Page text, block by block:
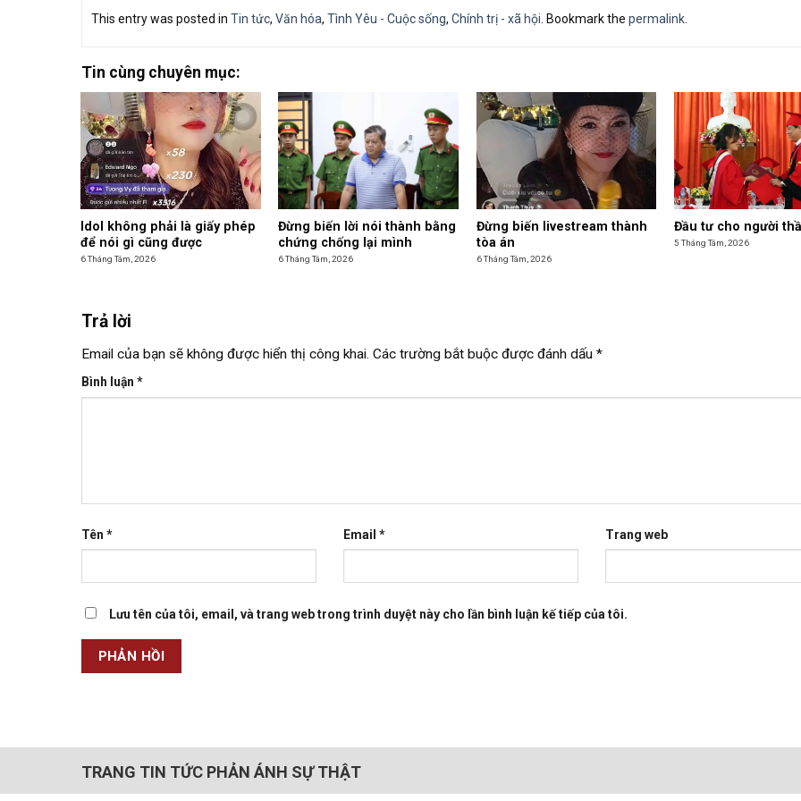
This entry was posted in Tin tức, Văn hóa, Tình Yêu - Cuộc sống, Chính trị - xã hội . Bookmark the permalink.
Tin cùng chuyên mục:
Idol không phải là giấy phép
để nói gì cũng được
6 Tháng Tám, 2026
Đừng biến lời nói thành bằng
chứng chống lại mình
6 Tháng Tám, 2026
Đừng biến livestream thành
tòa án
6 Tháng Tám, 2026
Đầu tư cho người
5 Tháng Tám, 2026
Trả lời
Email của bạn sẽ không được hiển thị công khai. Các trường bắt buộc được đánh dấu *
Bình luận *
Tên * Email * Trang web
Lưu tên của tôi, email, và trang web trong trình duyệt này cho lần bình luận kế tiếp của tôi.
TRANG TIN TỨC PHẢN ÁNH SỰ THẬT